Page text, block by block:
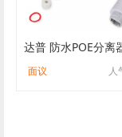
人
面议